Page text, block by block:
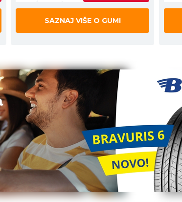
SAZNAJ VIŠE O GUMI